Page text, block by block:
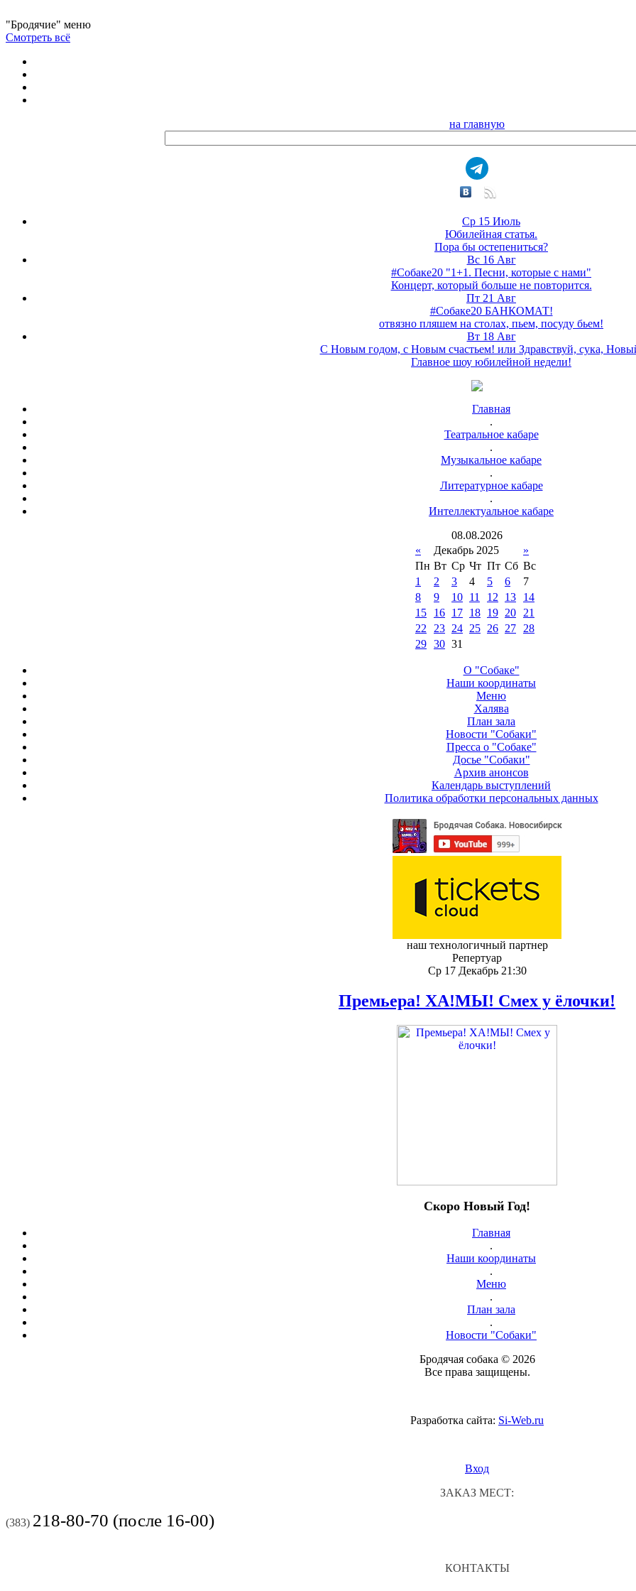
"Бродячие" меню
Смотреть всё
на главную
Ср 15 Июль
Юбилейная статья.
Пора бы остепениться?
Вс 16 Авг
#Собаке20 "1+1. Песни, которые с нами"
Концерт, который больше не повторится.
Пт 21 Авг
#Собаке20 БАНКОМАТ!
отвязно пляшем на столах, пьем, посуду бьем!
Вт 18 Авг
С Новым годом, с Новым счастьем! или Здравствуй, сука,
Главное шоу юбилейной недели!
Главная
.
Театральное кабаре
.
Музыкальное кабаре
.
Литературное кабаре
.
Интеллектуальное кабаре
08.08.2026
«
Декабрь 2025
»
Пн Вт Ср Чт Пт Сб Вс
1
2 3 4 5 6
7
8
9 10 11 12 13
14
15
16 17 18 19 20
21
22
23 24 25 26 27
28
29 30 31
О "Собаке"
Наши координаты
Меню
Халява
План зала
Новости "Собаки"
Пресса о "Собаке"
Досье "Собаки"
Архив анонсов
Календарь выступлений
Политика обработки персональных данных
наш технологичный партнер
Репертуар
Ср 17 Декабрь 21:30
Премьера! ХА!МЫ! Смех у ёлочки!
Скоро Новый Год!
Главная
.
Наши координаты
.
Меню
.
План зала
.
Новости "Собаки"
Бродячая собака © 2026
Все права защищены.
Разработка сайта: Si-Web.ru
Вход
ЗАКАЗ МЕСТ:
(383) 218-80-70 (после 16-00)
КОНТАКТЫ